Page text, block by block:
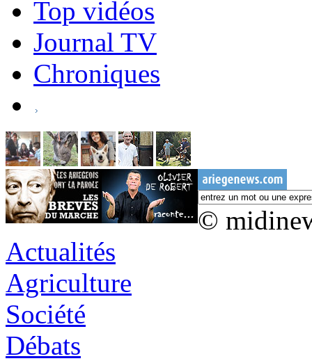
Top vidéos
Journal TV
Chroniques
©
Actualités
Agriculture
Société
Débats